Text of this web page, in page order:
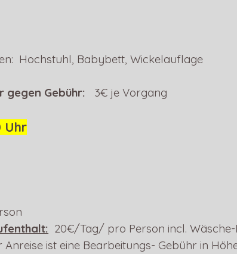
Hochstuhl, Babybett, Wickelauflage
gegen Gebühr: 3€ je Vorgang
Uhr
20€/Tag/ pro Person incl. Wäsche-
ist eine Bearbeitungs- Gebühr in